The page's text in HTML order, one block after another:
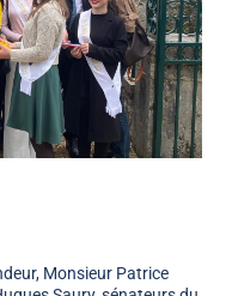
Monsieur Patrice